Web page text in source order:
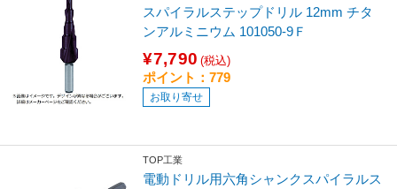
スパイラルステップドリル 12mm チタ
ンアルミニウム 101050-9Ｆ
¥7,790 (税込)
ポイント：779
お取り寄せ
TOP工業
電動ドリル用六角シャンクスパイラルス